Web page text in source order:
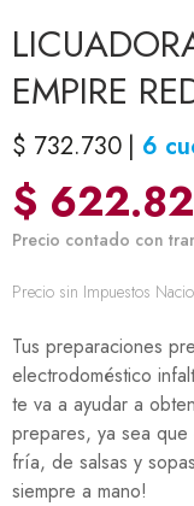
EMPIRE
$ 732.730
Precio sin Impuestos
6
$
Precio contado con
Tus preparaciones
electrodoméstico
te va a ayudar a
prepares, ya sea
fría, de salsas y
siempre a mano!